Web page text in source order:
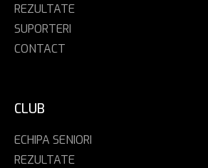
REZULTATE
SUPORTERI
CONTACT
CLUB
ECHIPA SENIORI
REZULTATE